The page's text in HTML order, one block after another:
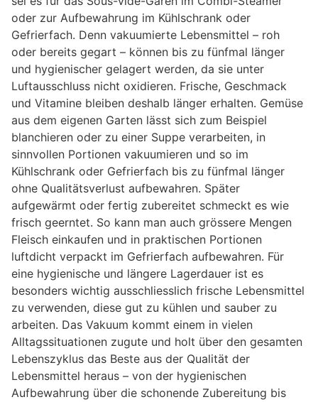
oder zur Aufbewahrung im Kühlschrank oder
Gefrierfach. Denn vakuumierte Lebensmittel – roh
oder bereits gegart – können bis zu fünfmal länger
und hygienischer gelagert werden, da sie unter
Luftausschluss nicht oxidieren. Frische, Geschmack
und Vitamine bleiben deshalb länger erhalten. Gemüse
aus dem eigenen Garten lässt sich zum Beispiel
blanchieren oder zu einer Suppe verarbeiten, in
sinnvollen Portionen vakuumieren und so im
Kühlschrank oder Gefrierfach bis zu fünfmal länger
ohne Qualitätsverlust aufbewahren. Später
aufgewärmt oder fertig zubereitet schmeckt es wie
frisch geerntet. So kann man auch grössere Mengen
Fleisch einkaufen und in praktischen Portionen
luftdicht verpackt im Gefrierfach aufbewahren. Für
eine hygienische und längere Lagerdauer ist es
besonders wichtig ausschliesslich frische Lebensmittel
zu verwenden, diese gut zu kühlen und sauber zu
arbeiten. Das Vakuum kommt einem in vielen
Alltagssituationen zugute und holt über den gesamten
Lebenszyklus das Beste aus der Qualität der
Lebensmittel heraus – von der hygienischen
Aufbewahrung über die schonende Zubereitung bis